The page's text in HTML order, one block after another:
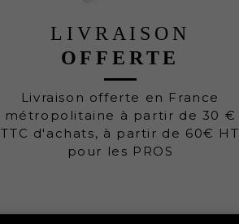
LIVRAISON
OFFERTE
Livraison offerte en France
métropolitaine à partir de 30 €
TTC d'achats, à partir de 60€ HT
pour les PROS